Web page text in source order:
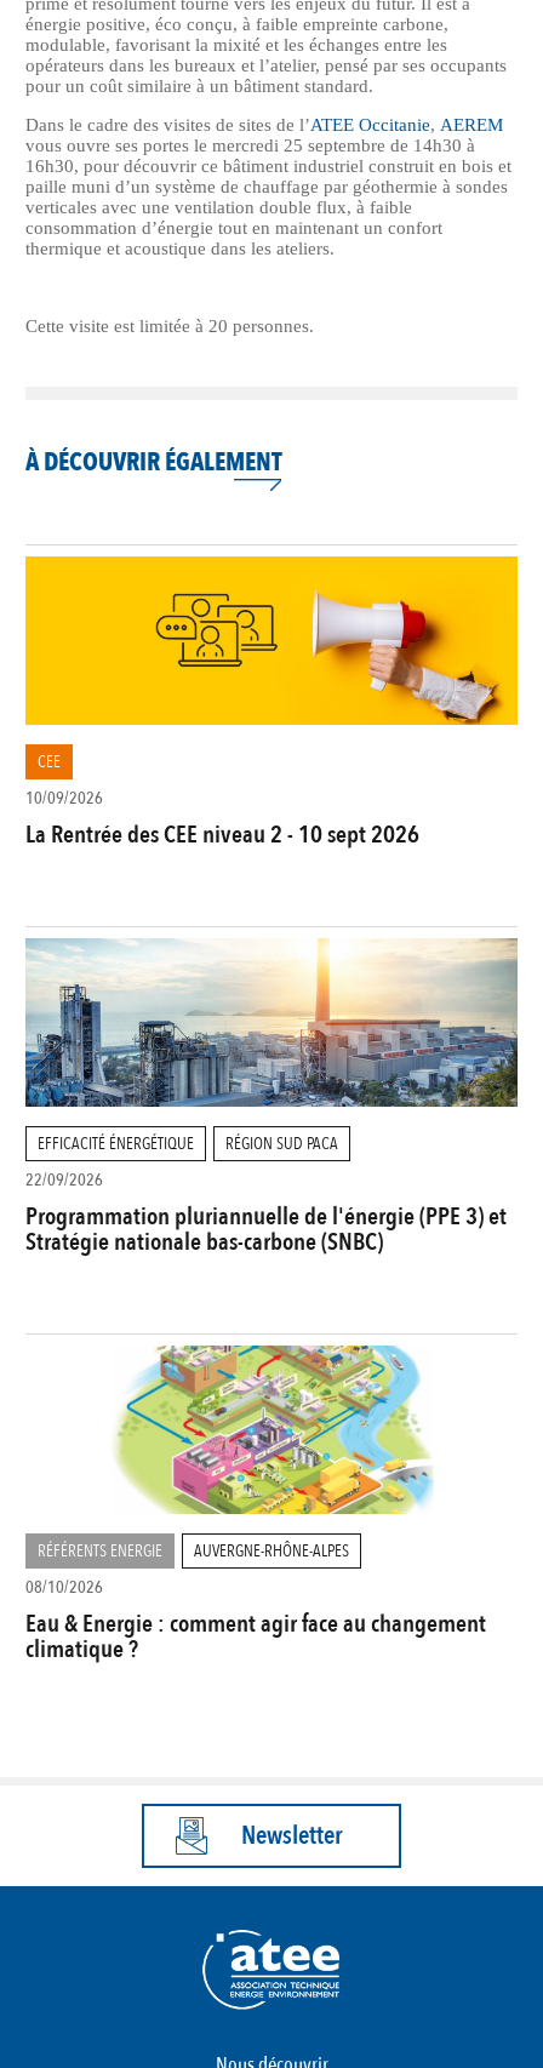
primé et résolument tourné vers les enjeux du futur. Il est à
énergie positive, éco conçu, à faible empreinte carbone,
modulable, favorisant la mixité et les échanges entre les
opérateurs dans les bureaux et l’atelier, pensé par ses occupants
pour un coût similaire à un bâtiment standard.
Dans le cadre des visites de sites de l’ATEE Occitanie,AEREM
vous ouvre ses portes le mercredi 25 septembre de 14h30 à
16h30, pour découvrir ce bâtiment industriel construit en bois et
paille muni d’un système de chauffage par géothermie à sondes
verticales avec une ventilation double flux, à faible
consommation d’énergie tout en maintenant un confort
thermique et acoustique dans les ateliers.
Cette visite est limitée à 20 personnes.
À DÉCOUVRIR ÉGALEMENT
CEE
10/09/2026
La Rentrée des CEE niveau 2 - 10 sept 2026
EFFICACITÉ ÉNERGÉTIQUE
RÉGION SUD PACA
22/09/2026
Programmation pluriannuelle de l'énergie (PPE 3) et
Stratégie nationale bas-carbone (SNBC)
RÉFÉRENTS ENERGIE
AUVERGNE-RHÔNE-ALPES
08/10/2026
Eau & Energie : comment agir face au changement
climatique ?
Newsletter